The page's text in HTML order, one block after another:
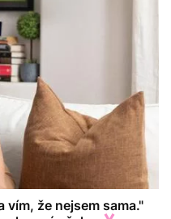
vím, že nejsem sama."